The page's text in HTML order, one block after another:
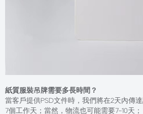
紙質服裝吊牌需要多長時間？
當客戶提供PSD文件時，我們將在2天內傳
7個工作天；當然，物流也可能需要7-10天